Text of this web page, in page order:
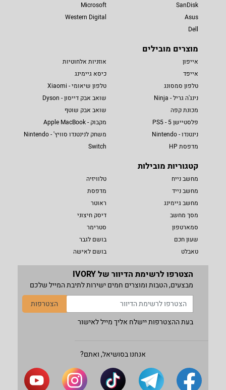
SanDisk
Asus
Dell
Microsoft
Western Digital
מוצרים מובילים
אייפון
אייפד
טלפון סמסונג
נינג'ה גריל - Ninja
מכונת קפה
פלסטיישן 5 - PS5
נינטנדו - Nintendo
מדפסת HP
אוזניות אלחוטיות
כיסא גיימינג
טלפון שיאומי - Xiaomi
שואב אבק דייסון - Dyson
שואב אבק שוטף
מקבוק - Apple MacBook
משחק לנינטנדו סוויץ' - Nintendo
Switch
קטגוריות מובילות
מחשב נייח
מחשב נייד
מחשב גיימינג
מסך מחשב
סמארטפון
שעון חכם
טאבלט
טלוויזיה
מדפסת
ראוטר
דיסק חיצוני
סטרימר
בושם לגבר
בושם לאישה
הצטרפו לרשימת הדיוור של IVORY
מבצעים, הטבות ומוצרים חמים ישירות לתיבת המייל שלכם
הצטרפות
בעת ההצטרפות יישלח אליך מייל לאישור
אנחנו בסושיאל, ואתם?